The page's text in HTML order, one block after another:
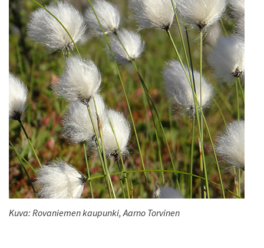
Kuva: Rovaniemen kaupunki, Aarno Torvinen